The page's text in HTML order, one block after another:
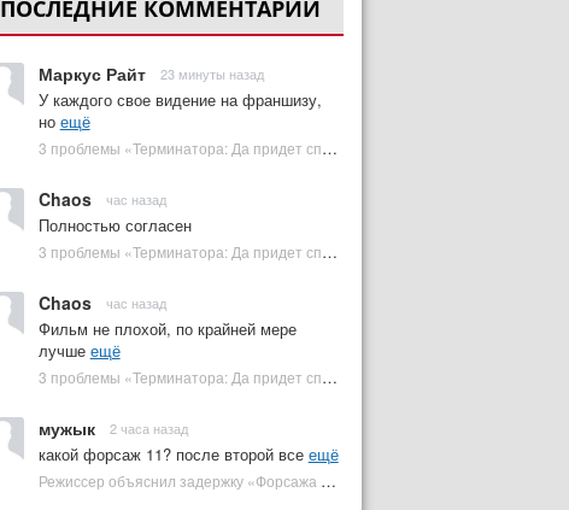
ПОСЛЕДНИЕ КОММЕНТАРИИ
Маркус Райт 23 минуты назад
У каждого свое видение на франшизу,
но ещё
3 проблемы «Терминатора: Да придет спаситель», которые испортили фильм | Plugged In Ru
Chaos час назад
Полностью согласен
3 проблемы «Терминатора: Да придет спаситель», которые испортили фильм | Plugged In Ru
Chaos час назад
Фильм не плохой, по крайней мере
лучше ещё
3 проблемы «Терминатора: Да придет спаситель», которые испортили фильм | Plugged In Ru
мужык 2 часа назад
какой форсаж 11? после второй все ещё
Режиссер объяснил задержку «Форсажа 11» | Plugged In Ru